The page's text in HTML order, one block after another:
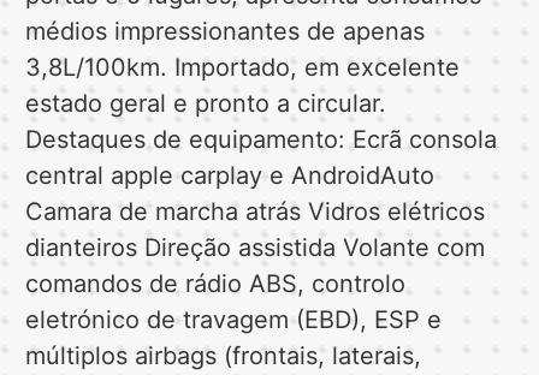
médios impressionantes de apenas
3,8L/100km. Importado, em excelente
estado geral e pronto a circular.
Destaques de equipamento: Ecrã consola
central apple carplay e AndroidAuto
Camara de marcha atrás Vidros elétricos
dianteiros Direção assistida Volante com
comandos de rádio ABS, controlo
eletrónico de travagem (EBD), ESP e
múltiplos airbags (frontais, laterais,